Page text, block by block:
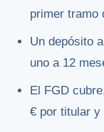
primer tramo
Un depósito
uno a 12
El FGD
€ por titular y